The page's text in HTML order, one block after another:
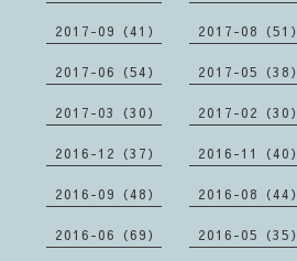
2017-09（41） 2017-08（51）
2017-06（54） 2017-05（38）
2017-03（30） 2017-02（30）
2016-12（37） 2016-11（40）
2016-09（48） 2016-08（44）
2016-06（69） 2016-05（35）